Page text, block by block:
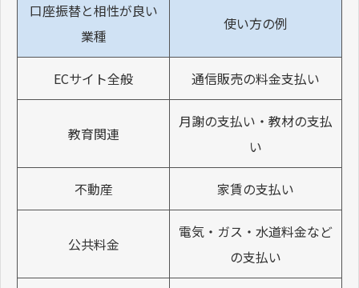
口座振替と相性が良い
業種
使い方の例
ECサイト全般 通信販売の料金支払い
教育関連
月謝の支払い・教材の支払
い
不動産 家賃の支払い
公共料金
電気・ガス・水道料金など
の支払い